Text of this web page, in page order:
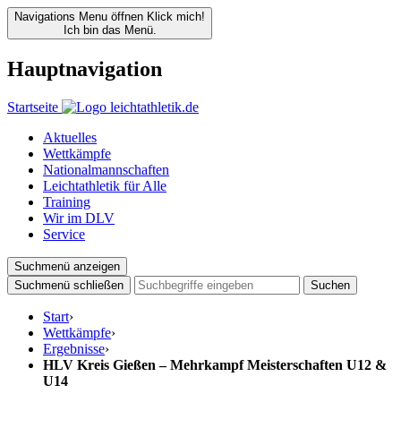
Navigations Menu öffnen Klick mich!
Ich bin das Menü.
Hauptnavigation
Startseite
Aktuelles
Wettkämpfe
Nationalmannschaften
Leichtathletik für Alle
Training
Wir im DLV
Service
Suchmenü anzeigen
Suchmenü schließen
Suchen
Start›
Wettkämpfe›
Ergebnisse›
HLV Kreis Gießen – Mehrkampf Meisterschaften U12 &
U14